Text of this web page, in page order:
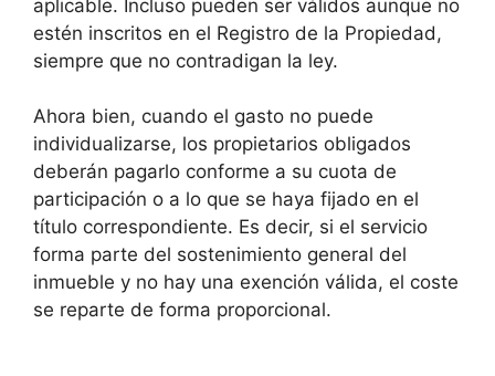
aplicable. Incluso pueden ser válidos aunque no
estén inscritos en el Registro de la Propiedad,
siempre que no contradigan la ley.
Ahora bien, cuando el gasto no puede
individualizarse, los propietarios obligados
deberán pagarlo conforme a su cuota de
participación o a lo que se haya fijado en el
título correspondiente. Es decir, si el servicio
forma parte del sostenimiento general del
inmueble y no hay una exención válida, el coste
se reparte de forma proporcional.